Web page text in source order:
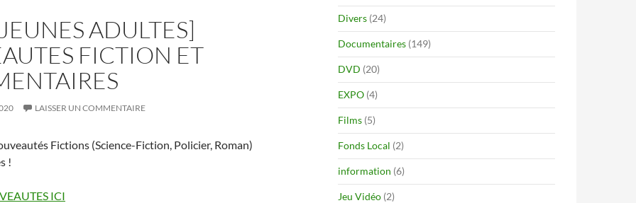
ADULTES]
FICTION ET
LAISSER UN COMMENTAIRE
Fictions (Science-Fiction, Policier, Roman)
!
ICI
Divers (24)
Documentaires (149)
DVD (20)
EXPO (4)
Films (5)
Fonds Local (2)
information (6)
Jeu Vidéo (2)